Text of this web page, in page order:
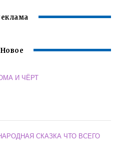
Новое
И ЧЁРТ
СКАЗКА ЧТО ВСЕГО